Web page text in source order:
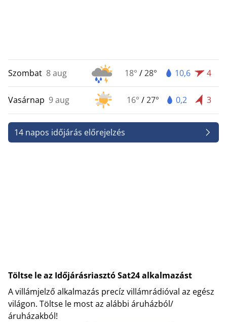
Szombat 8 aug 18° /28° 10,6 4
Vasárnap 9 aug 16° /27° 0,2 3
14 napos időjárás előrejelzés
Töltse le az Időjárásriasztó Sat24 alkalmazást
A villámjelző alkalmazás precíz villámrádióval az egész
világon. Töltse le most az alábbi áruházból/
áruházakból!